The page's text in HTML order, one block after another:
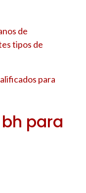
de
tipos de
para
para